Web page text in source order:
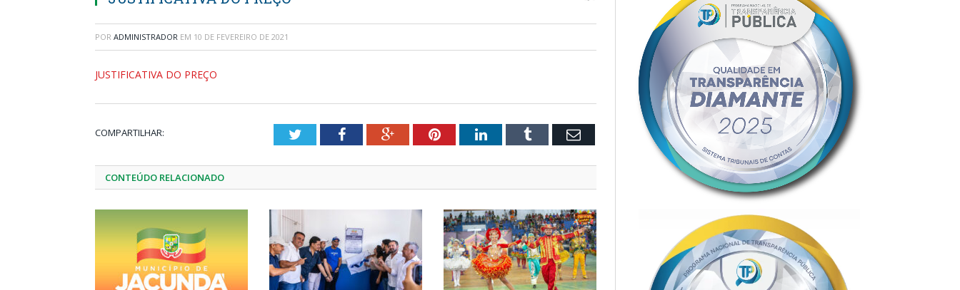
POR ADMINISTRADOR EM 10 DE FEVEREIRO DE 2021
JUSTIFICATIVA DO PREÇO
COMPARTILHAR: TwitterFacebookGoogle+PinterestLinkedInTumblr Email
CONTEÚDO RELACIONADO